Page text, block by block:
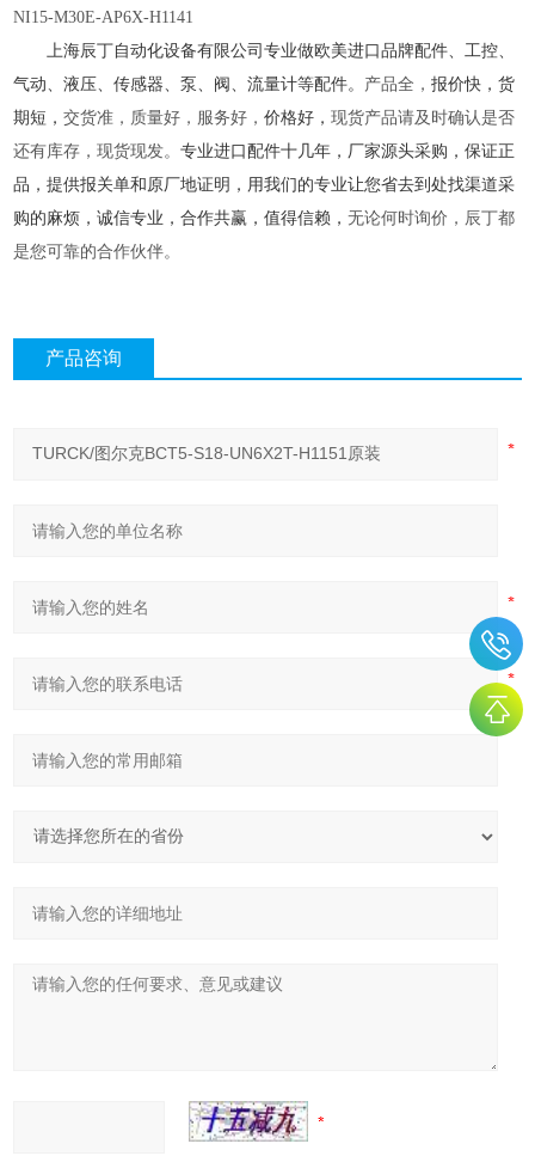
NI15-M30E-AP6X-H1141
上海辰丁自动化设备有限公司专业做欧美进口品牌配件、工控、
气动、液压、传感器、泵、阀、流量计等配件。 产品全，报价快，货
期短，交货准，质量好，服务好，价格好，现货产品请及时确认是否
还有库存，现货现发。专业进口配件十几年，厂家源头采购，保证正
品，提供报关单和原厂地证明，用我们的专业让您省去到处找渠道采
购的麻烦，诚信专业，合作共赢，值得信赖，无论何时询价，辰丁都
是您可靠的合作伙伴。
产品咨询